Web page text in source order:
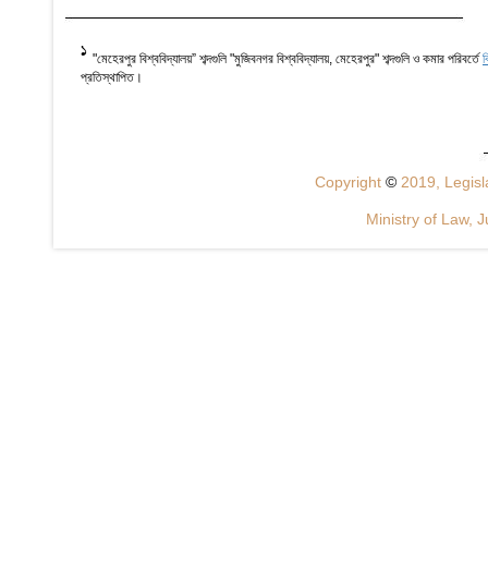
1 "মেহেরপুর বিশ্ববিদ্যালয়” শব্দগুলি "মুজিবনগর বিশ্ববিদ্যালয়, মেহেরপুর" শব্দগুলি ও কমার পরিবর্তে
প্রতিস্থাপিত।
Copyright © 2019,
Ministry of Law,